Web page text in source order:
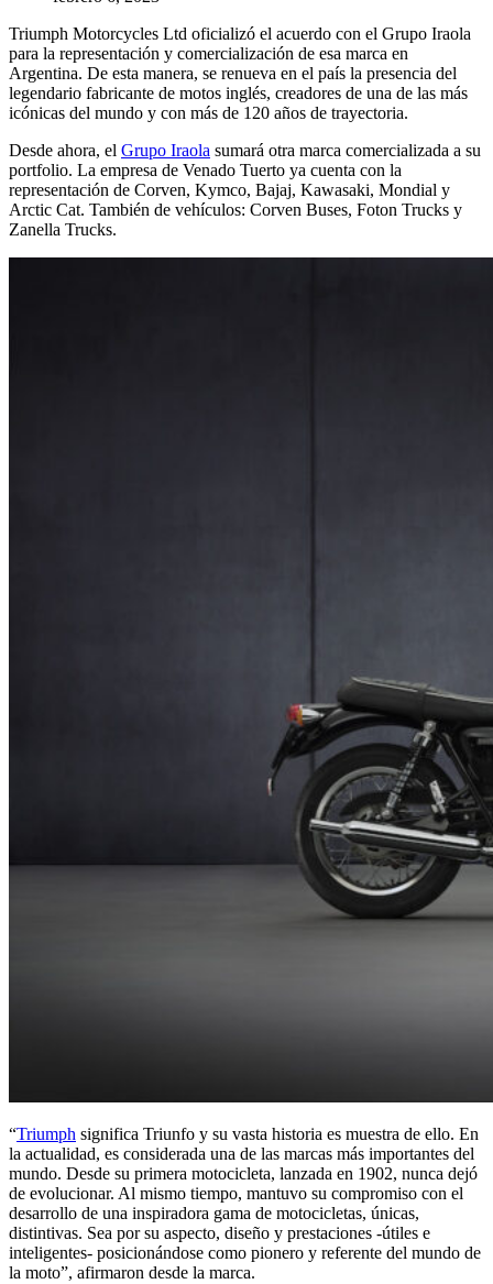
Triumph Motorcycles Ltd oficializó el acuerdo con el Grupo Iraola
para la representación y comercialización de esa marca en
Argentina. De esta manera, se renueva en el país la presencia del
legendario fabricante de motos inglés, creadores de una de las más
icónicas del mundo y con más de 120 años de trayectoria.
Desde ahora, el Grupo Iraola sumará otra marca comercializada a su
portfolio. La empresa de Venado Tuerto ya cuenta con la
representación de Corven, Kymco, Bajaj, Kawasaki, Mondial y
Arctic Cat. También de vehículos: Corven Buses, Foton Trucks y
Zanella Trucks.
“Triumph significa Triunfo y su vasta historia es muestra de ello. En
la actualidad, es considerada una de las marcas más importantes del
mundo. Desde su primera motocicleta, lanzada en 1902, nunca dejó
de evolucionar. Al mismo tiempo, mantuvo su compromiso con el
desarrollo de una inspiradora gama de motocicletas, únicas,
distintivas. Sea por su aspecto, diseño y prestaciones -útiles e
inteligentes- posicionándose como pionero y referente del mundo de
la moto”, afirmaron desde la marca.